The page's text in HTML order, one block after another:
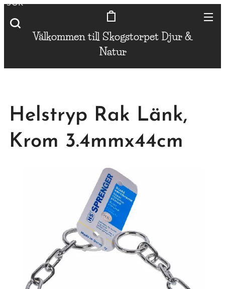
Välkommen till Skogstorpet Djur &
Natur
SÖK
Helstryp Rak Länk,
Krom 3.4mmx44cm